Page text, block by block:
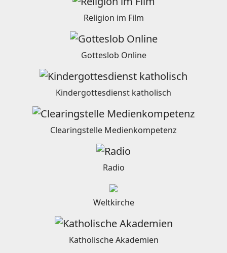
Religion im Film
Gotteslob Online
Kindergottesdienst katholisch
Clearingstelle Medienkompetenz
Radio
Weltkirche
Katholische Akademien